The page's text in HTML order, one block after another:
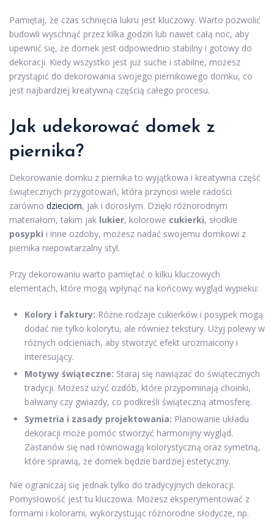
Pamiętaj, że czas schnięcia lukru jest kluczowy. Warto pozwolić
budowli wyschnąć przez kilka godzin lub nawet całą noc, aby
upewnić się, że domek jest odpowiednio stabilny i gotowy do
dekoracji. Kiedy wszystko jest już suche i stabilne, możesz
przystąpić do dekorowania swojego piernikowego domku, co
jest najbardziej kreatywną częścią całego procesu.
Jak udekorować domek z
piernika?
Dekorowanie domku z piernika to wyjątkowa i kreatywna część
świątecznych przygotowań, która przynosi wiele radości
zarówno dzieciom, jak i dorosłym. Dzięki różnorodnym
materiałom, takim jak lukier, kolorowe cukierki, słodkie
posypki i inne ozdoby, możesz nadać swojemu domkowi z
piernika niepowtarzalny styl.
Przy dekorowaniu warto pamiętać o kilku kluczowych
elementach, które mogą wpłynąć na końcowy wygląd wypieku:
Kolory i faktury: Różne rodzaje cukierków i posypek mogą
dodać nie tylko kolorytu, ale również tekstury. Użyj polewy w
różnych odcieniach, aby stworzyć efekt urozmaicony i
interesujący.
Motywy świąteczne: Staraj się nawiązać do świątecznych
tradycji. Możesz użyć ozdób, które przypominają choinki,
bałwany czy gwiazdy, co podkreśli świąteczną atmosferę.
Symetria i zasady projektowania: Planowanie układu
dekoracji może pomóc stworzyć harmonijny wygląd.
Zastanów się nad równowagą kolorystyczną oraz symetrią,
które sprawią, że domek będzie bardziej estetyczny.
Nie ograniczaj się jednak tylko do tradycyjnych dekoracji.
Pomysłowość jest tu kluczowa. Możesz eksperymentować z
formami i kolorami, wykorzystując różnorodne słodycze, np.